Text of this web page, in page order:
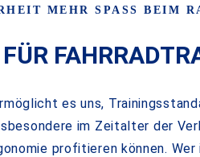
MEHR SPASS BEIM
es uns,
im Zeitalter der
profitieren können.